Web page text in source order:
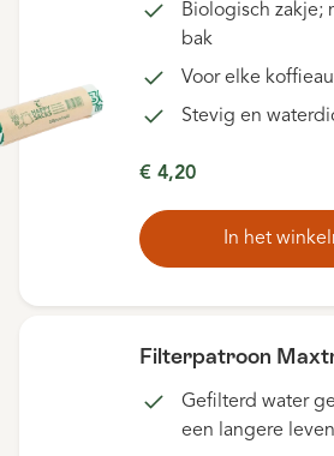
Biologisch zakje;
bak
Voor elke
Stevig en
€ 4,20
In het
Filterpatroon
Gefilterd water
een langere